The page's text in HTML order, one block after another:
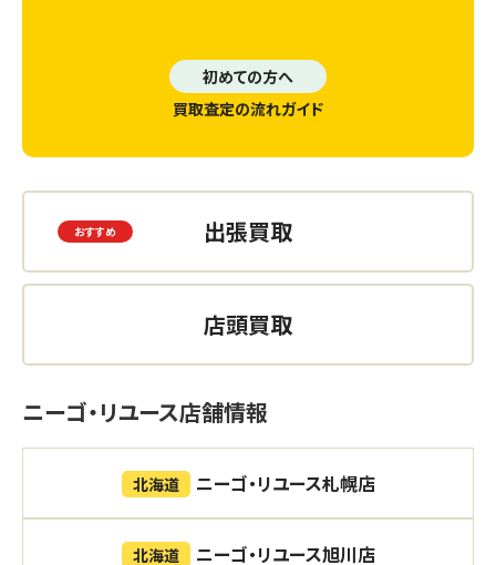
初めての方へ
買取査定の流れガイド
出張買取
店頭買取
ニーゴ・リユース店舗情報
北海道 ニーゴ・リユース札幌店
北海道 ニーゴ・リユース旭川店